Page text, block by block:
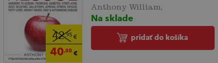
42,95€
40,80€
Anthony William,
Na sklade
pridať do košíka